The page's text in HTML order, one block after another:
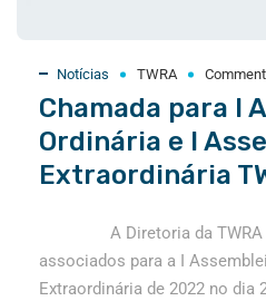
Notícias TWRA
Chamada para I
Ordinária e I
Extraordinária
A Diretoria da TWRA
associados para a I
Extraordinária de 2022 no dia